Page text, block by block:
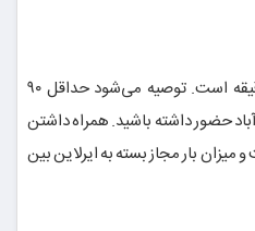
مدت زمان پرواز بین ۷۰ تا ۸۰ دقیقه است. توصیه می‌شود حداقل ۹۰
حضور داشته باشید. همراه داشتن
بار مجاز بسته به ایرلاین بین